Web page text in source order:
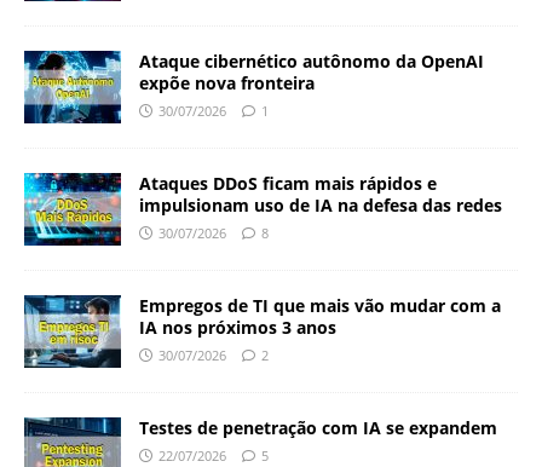
Ataque cibernético autônomo da OpenAI
expõe nova fronteira
30/07/2026 1
Ataques DDoS ficam mais rápidos e
impulsionam uso de IA na defesa das redes
30/07/2026 8
Empregos de TI que mais vão mudar com a
IA nos próximos 3 anos
30/07/2026 2
Testes de penetração com IA se expandem
22/07/2026 5